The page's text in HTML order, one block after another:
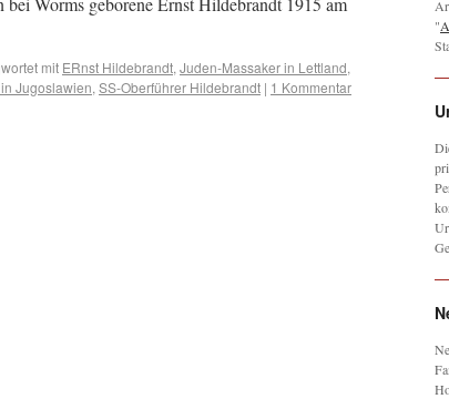
mit ERnst Hildebrandt, Juden-Massaker in Lettland,
Jugoslawien, SS-Oberführer Hildebrandt | 1 Kommentar
"